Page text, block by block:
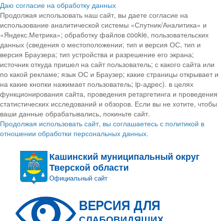
Даю согласие на обработку данных
Продолжая использовать наш сайт, вы даете согласие на
использование аналитической системы «Спутник/Аналитика» и
«Яндекс.Метрика»; обработку файлов cookie, пользовательских
данных (сведения о местоположении; тип и версия ОС, тип и
версия Браузера; тип устройства и разрешение его экрана;
источник откуда пришел на сайт пользователь; с какого сайта или
по какой рекламе; язык ОС и Браузер; какие страницы открывает и
на какие кнопки нажимает пользователь; ip-адрес). в целях
функционирования сайта, проведения ретаргетинга и проведения
статистических исследований и обзоров. Если вы не хотите, чтобы
ваши данные обрабатывались, покиньте сайт.
Продолжая использовать сайт, вы соглашаетесь с политикой в
отношении обработки персональных данных.